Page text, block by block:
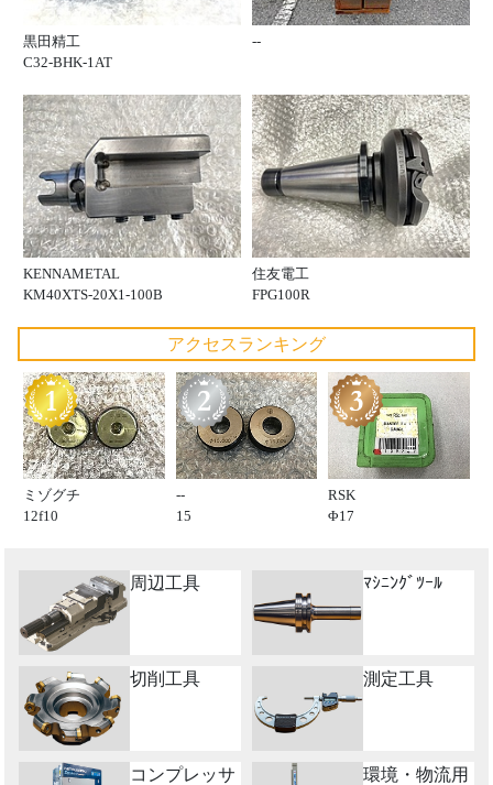
黒田精工
C32-BHK-1AT
--
KENNAMETAL
KM40XTS-20X1-100B
住友電工
FPG100R
アクセスランキング
ミゾグチ
12f10
--
15
RSK
Φ17
周辺工具 ﾏｼﾆﾝｸﾞﾂｰﾙ
切削工具 測定工具
コンプレッサ 環境・物流用